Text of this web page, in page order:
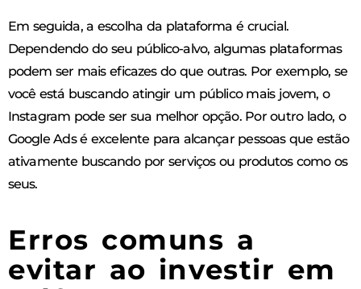
Em seguida, a escolha da plataforma é crucial.
Dependendo do seu público-alvo, algumas plataformas
podem ser mais eficazes do que outras. Por exemplo, se
você está buscando atingir um público mais jovem, o
Instagram pode ser sua melhor opção. Por outro lado, o
Google Ads é excelente para alcançar pessoas que estão
ativamente buscando por serviços ou produtos como os
seus.
Erros comuns a
evitar ao investir em